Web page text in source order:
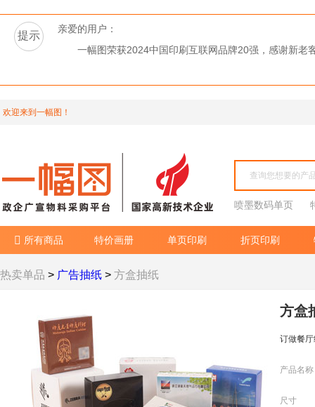
提示
亲爱的用户：
一幅图荣获2024中国印刷互联网品牌20强，感谢新老
欢迎来到一幅图！
喷墨数码单页
 所有商品 特价画册 单页印刷 折页印刷
热卖单品 > 广告抽纸 > 方盒抽纸
方盒
订做餐
产品名称
尺寸